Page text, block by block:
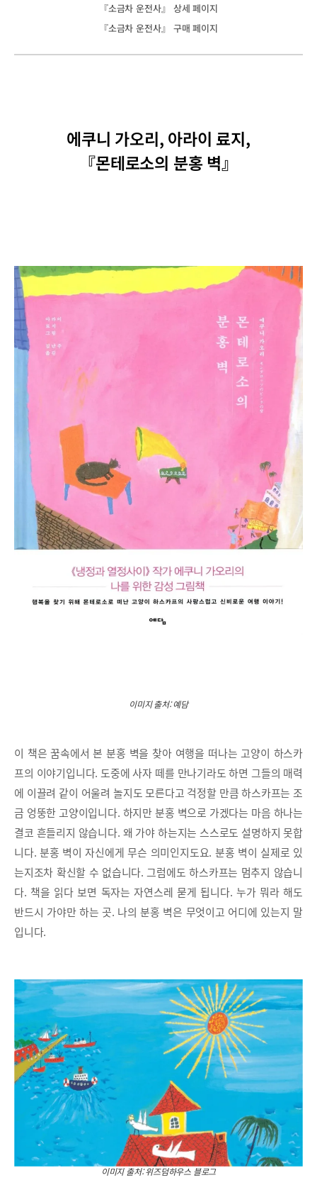
『소금차 운전사』 상세 페이지
『소금차 운전사』 구매 페이지
에쿠니 가오리, 아라이 료지,
『몬테로소의 분홍 벽』
이미지 출처: 예담
이 책은 꿈속에서 본 분홍 벽을 찾아 여행을 떠나는 고양이 하스카
프의 이야기입니다. 도중에 사자 떼를 만나기라도 하면 그들의 매력
에 이끌려 같이 어울려 놀지도 모른다고 걱정할 만큼 하스카프는 조
금 엉뚱한 고양이입니다. 하지만 분홍 벽으로 가겠다는 마음 하나는
결코 흔들리지 않습니다. 왜 가야 하는지는 스스로도 설명하지 못합
니다. 분홍 벽이 자신에게 무슨 의미인지도요. 분홍 벽이 실제로 있
는지조차 확신할 수 없습니다. 그럼에도 하스카프는 멈추지 않습니
다. 책을 읽다 보면 독자는 자연스레 묻게 됩니다. 누가 뭐라 해도
반드시 가야만 하는 곳. 나의 분홍 벽은 무엇이고 어디에 있는지 말
입니다.
이미지 출처: 위즈덤하우스 블로그